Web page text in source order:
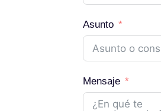
Asunto
Mensaje